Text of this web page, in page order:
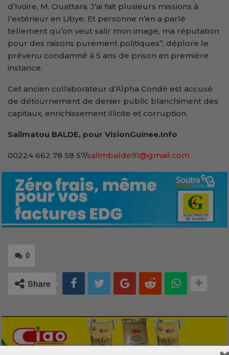
d’Ivoire, M. Ouattara. J’ai fait plusieurs missions à
l’extérieur en Libye. Et personne n’en a parlé
tellement qu’on veut salir mon image, ma réputation
pour des raisons purement politiques’’, déplore le
prévenu condamné à 5 ans de prison en première
instance.
Cet ancien collaborateur d’Alpha Condé est accusé
de détournement de denier public blanchiment des
capitaux, enrichissement illicite et corruption.
Salimatou BALDE, pour VisionGuinee.Info
00224 662 78 58 57/salimbalde91@gmail.com
0
Share